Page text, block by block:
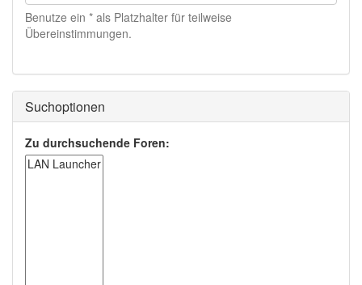
Benutze ein * als Platzhalter für teilweise
Übereinstimmungen.
Suchoptionen
Zu durchsuchende Foren: